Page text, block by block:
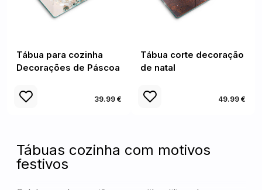
Tábua para cozinha
Decorações de Páscoa
39.99 €
Tábua corte decoração
de natal
49.99 €
Tábuas cozinha com motivos
festivos